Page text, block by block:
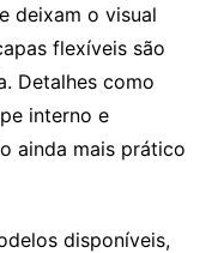
deixam o visual
flexíveis são
Detalhes como
interno e
ainda mais prático
disponíveis,